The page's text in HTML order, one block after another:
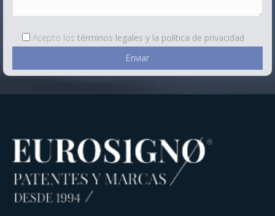
Acepto los términos legales y la política de privacidad